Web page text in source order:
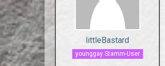
littleBastard
younggay Stamm-User